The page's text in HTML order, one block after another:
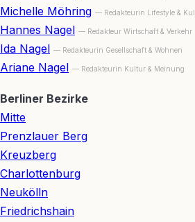
Michelle Möhring — Redakteurin Lifestyle &
Hannes Nagel — Redakteur Wirtschaft & Verkehr
Ida Nagel — Redakteurin Gesellschaft & Wohnen
Ariane Nagel — Redakteurin Kultur & Meinung
Berliner Bezirke
Mitte
Prenzlauer Berg
Kreuzberg
Charlottenburg
Neukölln
Friedrichshain